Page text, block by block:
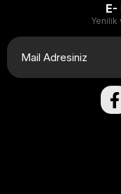
E-
Yenilik